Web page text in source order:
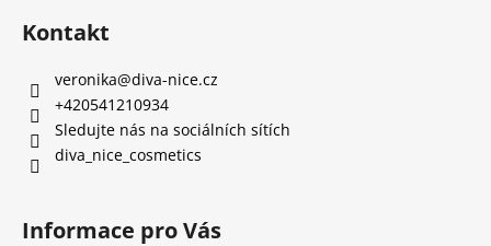
Kontakt
veronika@diva-nice.cz
+420541210934
Sledujte nás na sociálních sítích
diva_nice_cosmetics
Informace pro Vás